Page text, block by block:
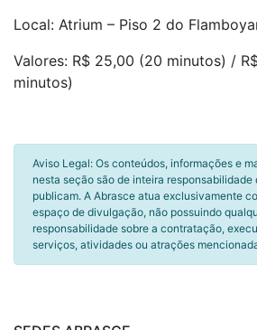
Local: Atrium – Piso 2 do
Valores: R$ 25,00 (20 minutos) /
minutos)
Aviso Legal: Os conteúdos, informações e
nesta seção são de inteira responsabilidade
publicam. A Abrasce atua exclusivamente
espaço de divulgação, não possuindo
responsabilidade sobre a contratação,
serviços, atividades ou atrações